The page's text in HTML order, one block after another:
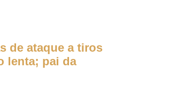
de ataque a tiros
lenta; pai da